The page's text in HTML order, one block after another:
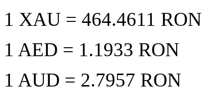
1 XAU = 464.4611 RON
1 AED = 1.1933 RON
1 AUD = 2.7957 RON